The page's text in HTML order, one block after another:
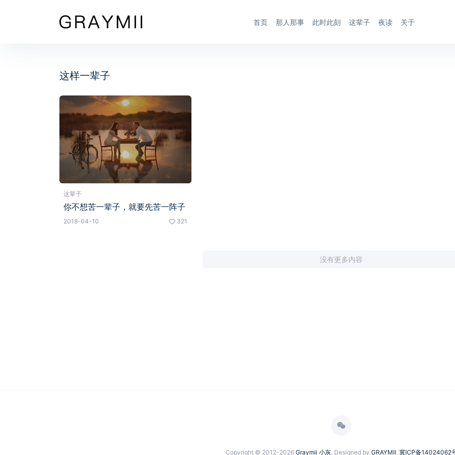
首页 那人那事 此时此刻 这辈子 夜读 关于
这样一辈子
这辈子
你不想苦一辈子，就要先苦一阵子
2018-04-10 321
没有更多内容
Copyright © 2012-2026 Graymii 小灰. Designed by GRAYMII. 冀ICP备14024062